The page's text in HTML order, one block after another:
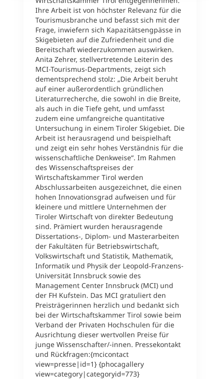
Ihre Arbeit ist von höchster Relevanz für die
Tourismusbranche und befasst sich mit der
Frage, inwiefern sich Kapazitätsengpässe in
Skigebieten auf die Zufriedenheit und die
Bereitschaft wiederzukommen auswirken.
Anita Zehrer, stellvertretende Leiterin des
MCI-Tourismus-Departments, zeigt sich
dementsprechend stolz: „Die Arbeit beruht
auf einer außerordentlich gründlichen
Literaturrecherche, die sowohl in die Breite,
als auch in die Tiefe geht, und umfasst
zudem eine umfangreiche quantitative
Untersuchung in einem Tiroler Skigebiet. Die
Arbeit ist herausragend und beispielhaft
und zeigt ein sehr hohes Verständnis für die
wissenschaftliche Denkweise“. Im Rahmen
des Wissenschaftspreises der
Wirtschaftskammer Tirol werden
Abschlussarbeiten ausgezeichnet, die einen
hohen Innovationsgrad aufweisen und für
kleinere und mittlere Unternehmen der
Tiroler Wirtschaft von direkter Bedeutung
sind. Prämiert wurden herausragende
Dissertations-, Diplom- und Masterarbeiten
der Fakultäten für Betriebswirtschaft,
Volkswirtschaft und Statistik, Mathematik,
Informatik und Physik der Leopold-Franzens-
Universität Innsbruck sowie des
Management Center Innsbruck (MCI) und
der FH Kufstein. Das MCI gratuliert den
Preisträgerinnen herzlich und bedankt sich
bei der Wirtschaftskammer Tirol sowie beim
Verband der Privaten Hochschulen für die
Ausrichtung dieser wertvollen Preise für
junge Wissenschafter/-innen. Pressekontakt
und Rückfragen:{mcicontact
view=presse|id=1} {phocagallery
view=category|categoryid=773}